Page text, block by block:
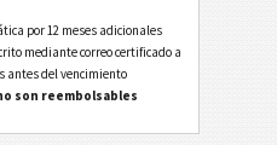
por 12 meses adicionales
mediante correo certificado a
antes del vencimiento
son reembolsables